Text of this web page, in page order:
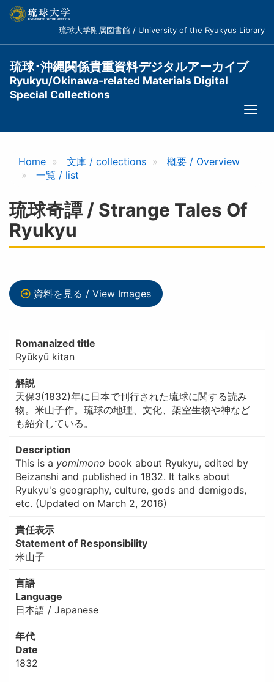
コ
琉球大学附属図書館 / University of the Ryukyus Library
琉球･沖縄関係貴重資料デジタルアーカイブ
Ryukyu/Okinawa-related Materials Digital
Special Collections
Home 文庫 / collections
概要 / Overview
一覧 / list
琉球奇譚 / Strange Tales Of
Ryukyu
資料を見る / View Images
Romanaized title
Ryūkyū kitan
解説
天保3(1832)年に日本で刊行された琉球に関する読み
物。米山子作。琉球の地理、文化、架空生物や神など
も紹介している。
Description
This is a yomimono book about Ryukyu, edited by
Beizanshi and published in 1832. It talks about
Ryukyu's geography, culture, gods and demigods,
etc. (Updated on March 2, 2016)
責任表示
Statement of Responsibility
米山子
言語
Language
日本語 / Japanese
年代
Date
1832